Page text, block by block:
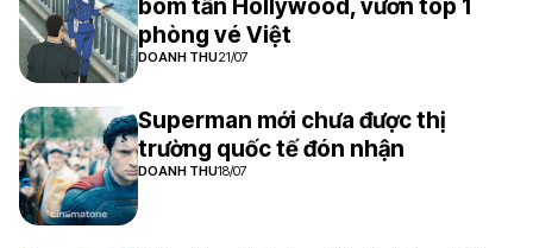
bom tấn Hollywood, vươn top 1
phòng vé Việt
DOANH THU21/07
Superman mới chưa được thị
trường quốc tế đón nhận
DOANH THU18/07